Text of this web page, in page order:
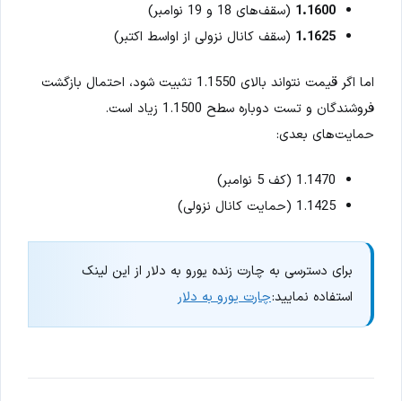
1.1600 (سقف‌های 18 و 19 نوامبر)
1.1625 (سقف کانال نزولی از اواسط اکتبر)
اما اگر قیمت نتواند بالای 1.1550 تثبیت شود، احتمال بازگشت
فروشندگان و تست دوباره سطح 1.1500 زیاد است.
حمایت‌های بعدی:
1.1470 (کف 5 نوامبر)
1.1425 (حمایت کانال نزولی)
برای دسترسی به چارت زنده یورو به دلار از این لینک
استفاده نمایید:چارت یورو به دلار